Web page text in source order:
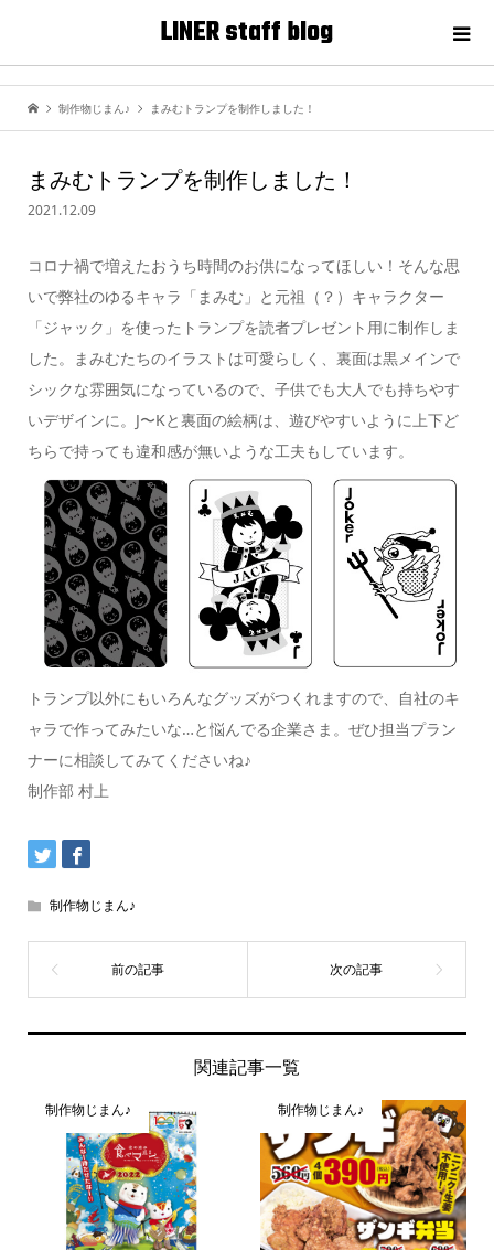
LINER staff blog
制作物じまん♪ まみむトランプを制作しました！
まみむトランプを制作しました！
2021.12.09
コロナ禍で増えたおうち時間のお供になってほしい！そんな思
いで弊社のゆるキャラ「まみむ」と元祖（？）キャラクター
「ジャック」を使ったトランプを読者プレゼント用に制作しま
した。まみむたちのイラストは可愛らしく、裏面は黒メインで
シックな雰囲気になっているので、子供でも大人でも持ちやす
いデザインに。J〜Kと裏面の絵柄は、遊びやすいように上下ど
ちらで持っても違和感が無いような工夫もしています。
トランプ以外にもいろんなグッズがつくれますので、自社のキ
ャラで作ってみたいな…と悩んでる企業さま。ぜひ担当プラン
ナーに相談してみてくださいね♪
制作部 村上
制作物じまん♪
関連記事一覧
制作物じまん♪ 制作物じまん♪